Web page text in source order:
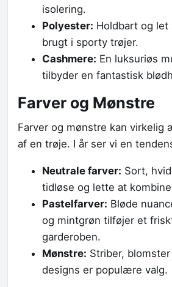
isolering.
Polyester: Holdbart og
brugt i sporty trøjer.
Cashmere: En luksuriøs
tilbyder en fantastisk
Farver og Mønstre
Farver og mønstre kan virkelig
af en trøje. I år ser vi en
Neutrale farver: Sort,
tidløse og lette at
Pastelfarver: Bløde
og mintgrøn tilføjer et
garderoben.
Mønstre: Striber,
designs er populære valg.